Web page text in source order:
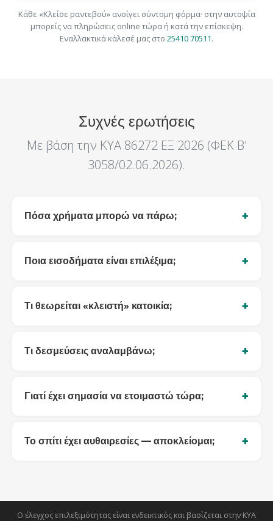
Κάθε «Κλείσε ραντεβού» ανοίγει σύντομη φόρμα· στην αυτοψία
μπορείς να πληρώσεις online τώρα ή κατά την επίσκεψη.
Εναλλακτικά κάλεσέ μας στο 25410 70511.
Συχνές ερωτήσεις
Με βάση την ΚΥΑ 86272 ΕΞ 2026 (ΦΕΚ Β'
3058/02.06.2026).
Πόσα χρήματα μπορώ να πάρω;
Ποια εισοδήματα είναι επιλέξιμα;
Τι θεωρείται «κλειστή» κατοικία;
Τι δεσμεύσεις αναλαμβάνω;
Γιατί έχει σημασία να ετοιμαστώ τώρα;
Το σπίτι έχει αυθαιρεσίες — αποκλείομαι;
Ο έλεγχος επιλεξιμότητας είναι ενδεικτικός και βασίζεται στην ΚΥΑ